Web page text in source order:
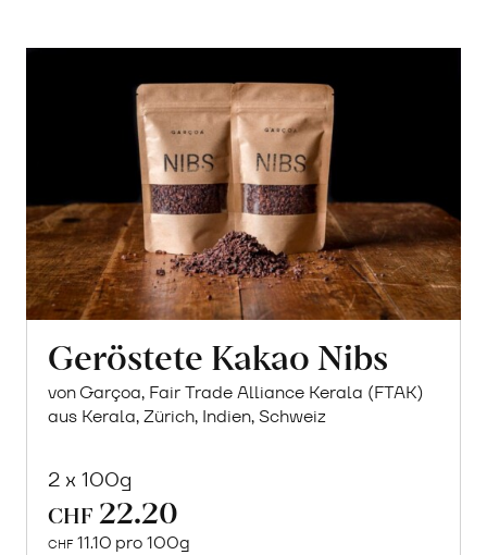
Geröstete Kakao Nibs
von Garçoa, Fair Trade Alliance Kerala (FTAK)
aus Kerala, Zürich, Indien, Schweiz
2 x 100g
CHF 22.20
CHF 11.10 pro 100g